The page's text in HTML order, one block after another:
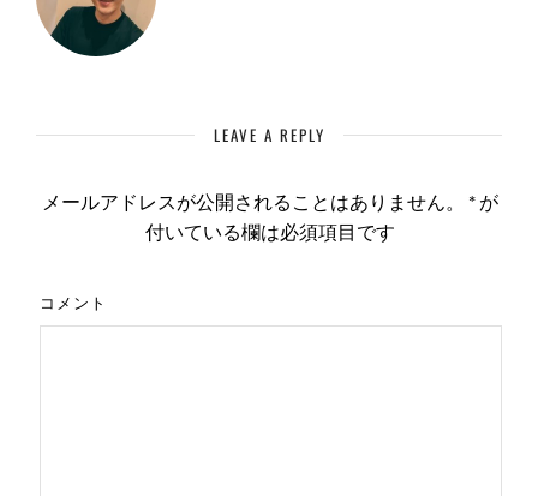
LEAVE A REPLY
メールアドレスが公開されることはありません。 * が
付いている欄は必須項目です
コメント